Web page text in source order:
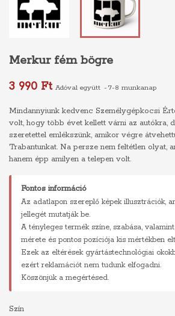
Merkur fém bögre
3 990 Ft Adóval együtt 7-8 munkanap
Mindannyiunk kedvenc Személygépkocsi
volt, hogy több évet kellett várni az autókra,
szeretettel emlékszünk, amikor végre
Trabantunkat. Na persze nem feltétlen olyat,
hanem épp amilyen a telepen volt.
Fontos információ
Az adatlapon szereplő képek illusztrációk,
jellegét mutatják be.
A tényleges termék színe, szabása,
mérete és pontos pozíciója kis mértékben
Ezek az eltérések gyártástechnológiai
ezért reklamációt nem tudunk elfogadni.
Köszönjük a megértésed.
Szín